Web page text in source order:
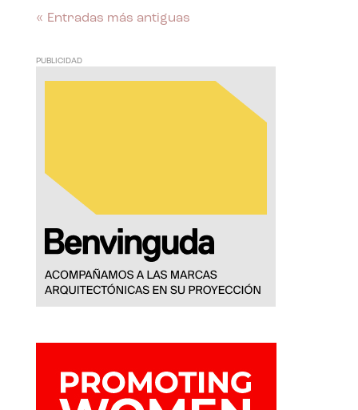
« Entradas más antiguas
PUBLICIDAD